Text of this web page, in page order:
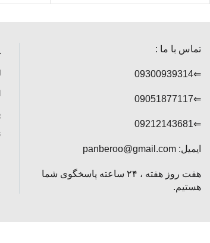
تماس با ما :
⇐09300939314
⇐09051877117
⇐09212143681
ایمیل: panberoo@gmail.com
هفت روز هفته ، ۲۴ ساعته پاسخگوی شما
هستیم.